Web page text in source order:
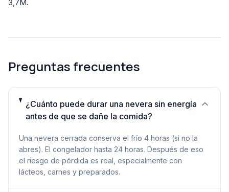
3,7M.
Preguntas frecuentes
¿Cuánto puede durar una nevera sin energía
antes de que se dañe la comida?
Una nevera cerrada conserva el frío 4 horas (si no la
abres). El congelador hasta 24 horas. Después de eso
el riesgo de pérdida es real, especialmente con
lácteos, carnes y preparados.